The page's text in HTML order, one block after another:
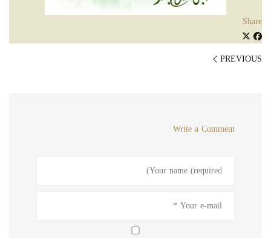
Share
PREVIOUS
Write a Comment